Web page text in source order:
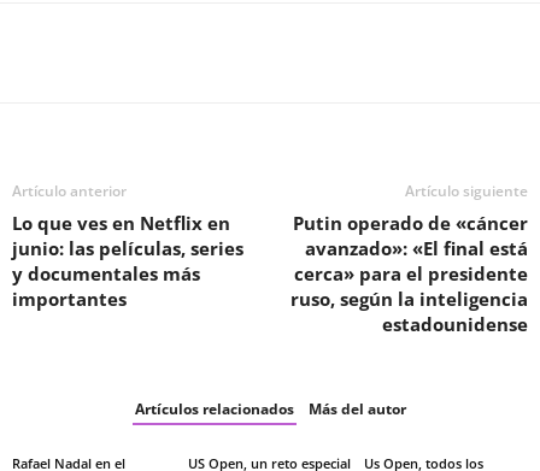
Artículo anterior
Lo que ves en Netflix en
junio: las películas, series
y documentales más
importantes
Artículo siguiente
Putin operado de «cáncer
avanzado»: «El final está
cerca» para el presidente
ruso, según la inteligencia
estadounidense
Artículos relacionados Más del autor
Rafael Nadal en el
US Open, un reto especial
Us Open, todos los